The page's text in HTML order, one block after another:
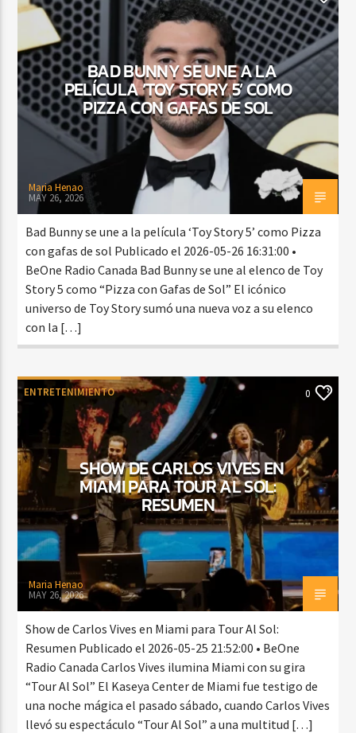
ARTIST
CURRENT SHOW
BACHATA PARA EL CAMINO
5:00 PM 7:00 PM
BAD BUNNY SE UNE A LA
PELÍCULA ‘TOY STORY 5’ COMO
PIZZA CON GAFAS DE SOL
Maria Henao
MAY 26, 2026
Bad Bunny se une a la película ‘Toy Story 5’ como Pizza
con gafas de sol Publicado el 2026-05-26 16:31:00 •
BeOne Radio Canada Bad Bunny se une al elenco de Toy
Story 5 como “Pizza con Gafas de Sol” El icónico
universo de Toy Story sumó una nueva voz a su elenco
con la […]
ENTRETENIMIENTO 0
SHOW DE CARLOS VIVES EN
MIAMI PARA TOUR AL SOL:
RESUMEN
Maria Henao
MAY 26, 2026
Show de Carlos Vives en Miami para Tour Al Sol:
Resumen Publicado el 2026-05-25 21:52:00 • BeOne
Radio Canada Carlos Vives ilumina Miami con su gira
“Tour Al Sol” El Kaseya Center de Miami fue testigo de
una noche mágica el pasado sábado, cuando Carlos Vives
llevó su espectáculo “Tour Al Sol” a una multitud […]